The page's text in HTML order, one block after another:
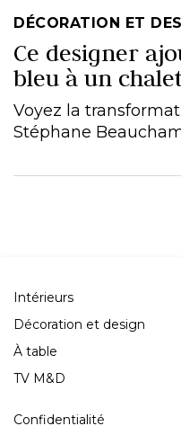
DÉCORATION ET
Ce designer
bleu à un
Voyez la
Stéphane
Intérieurs
Décoration et design
À table
TV M&D
Confidentialité